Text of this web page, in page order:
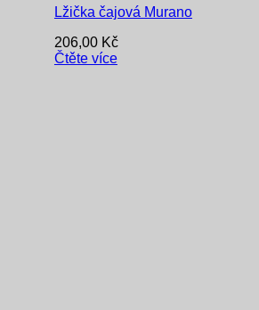
Lžička čajová Murano
206,00 Kč
Čtěte více